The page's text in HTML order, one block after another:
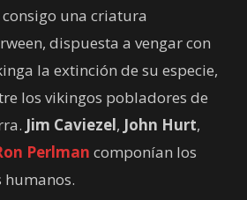
una criatura
dispuesta a vengar con
la extinción de su especie,
los vikingos pobladores de
Jim Caviezel, John Hurt,
Perlman componían los